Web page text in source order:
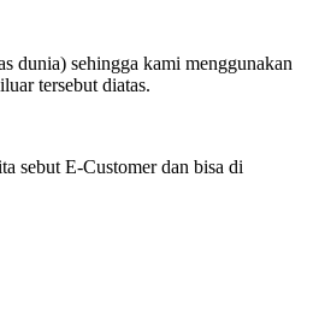
dunia) sehingga kami menggunakan
tersebut diatas.
sebut E-Customer dan bisa di